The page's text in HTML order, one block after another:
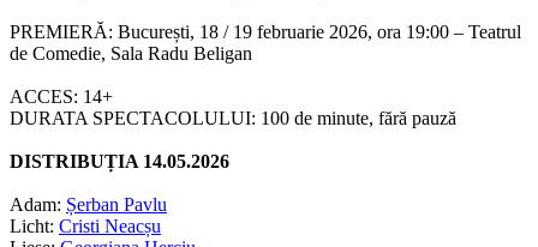
PREMIERĂ: București, 18 / 19 februarie 2026, ora 19:00 – Teatrul
de Comedie, Sala Radu Beligan
ACCES: 14+
DURATA SPECTACOLULUI: 100 de minute, fără pauză
DISTRIBUȚIA 14.05.2026
Adam: Șerban Pavlu
Licht: Cristi Neacșu